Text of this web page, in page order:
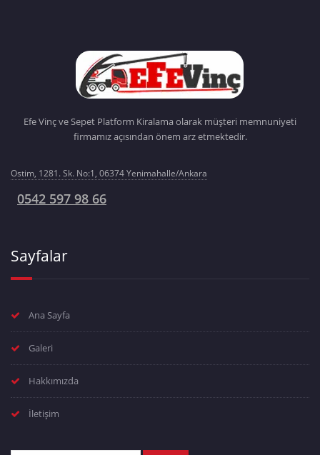
Efe Vinç ve Sepet Platform Kiralama olarak müşteri memnuniyeti
firmamız açısından önem arz etmektedir.
Ostim, 1281. Sk. No:1, 06374 Yenimahalle/Ankara
0542 597 98 66
Sayfalar
Ana Sayfa
Galeri
Hakkımızda
İletişim